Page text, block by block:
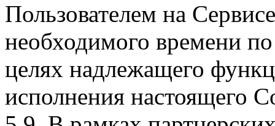
Пользователем на
необходимого времени
целях надлежащего
исполнения настоящего